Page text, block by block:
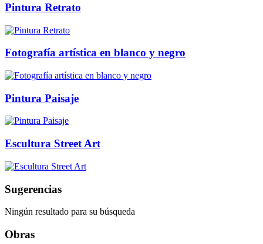
Pintura Retrato
Fotografía artística en blanco y negro
Pintura Paisaje
Escultura Street Art
Sugerencias
Ningún resultado para su búsqueda
Obras